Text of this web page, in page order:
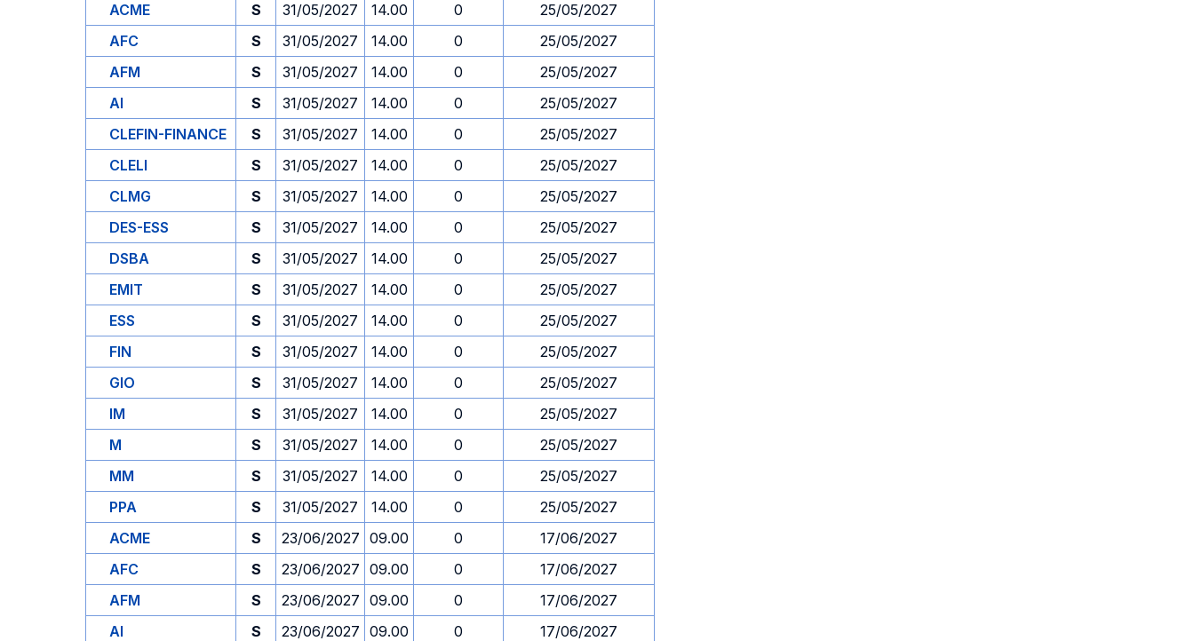
ACME
S 31/05/2027 14.00 0
25/05/2027
AFC
S 31/05/2027 14.00 0
25/05/2027
AFM
S 31/05/2027 14.00 0
25/05/2027
AI
S 31/05/2027 14.00 0
25/05/2027
CLEFIN-FINANCE
S 31/05/2027 14.00 0
25/05/2027
CLELI
S 31/05/2027 14.00 0
25/05/2027
CLMG
S 31/05/2027 14.00 0
25/05/2027
DES-ESS
S 31/05/2027 14.00 0
25/05/2027
DSBA
S 31/05/2027 14.00 0
25/05/2027
EMIT
S 31/05/2027 14.00 0
25/05/2027
ESS
S 31/05/2027 14.00 0
25/05/2027
FIN
S 31/05/2027 14.00 0
25/05/2027
GIO
S 31/05/2027 14.00 0
25/05/2027
IM
S 31/05/2027 14.00 0
25/05/2027
M
S 31/05/2027 14.00 0
25/05/2027
MM
S 31/05/2027 14.00 0
25/05/2027
PPA
S 31/05/2027 14.00 0
25/05/2027
ACME
S 23/06/2027 09.00 0
17/06/2027
AFC
S 23/06/2027 09.00 0
17/06/2027
AFM
S 23/06/2027 09.00 0
17/06/2027
AI
S 23/06/2027 09.00 0
17/06/2027